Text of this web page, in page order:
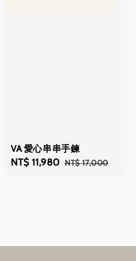
VA 愛心串串手鍊
Sale
NT$ 11,980 Regular
NT$ 17,000